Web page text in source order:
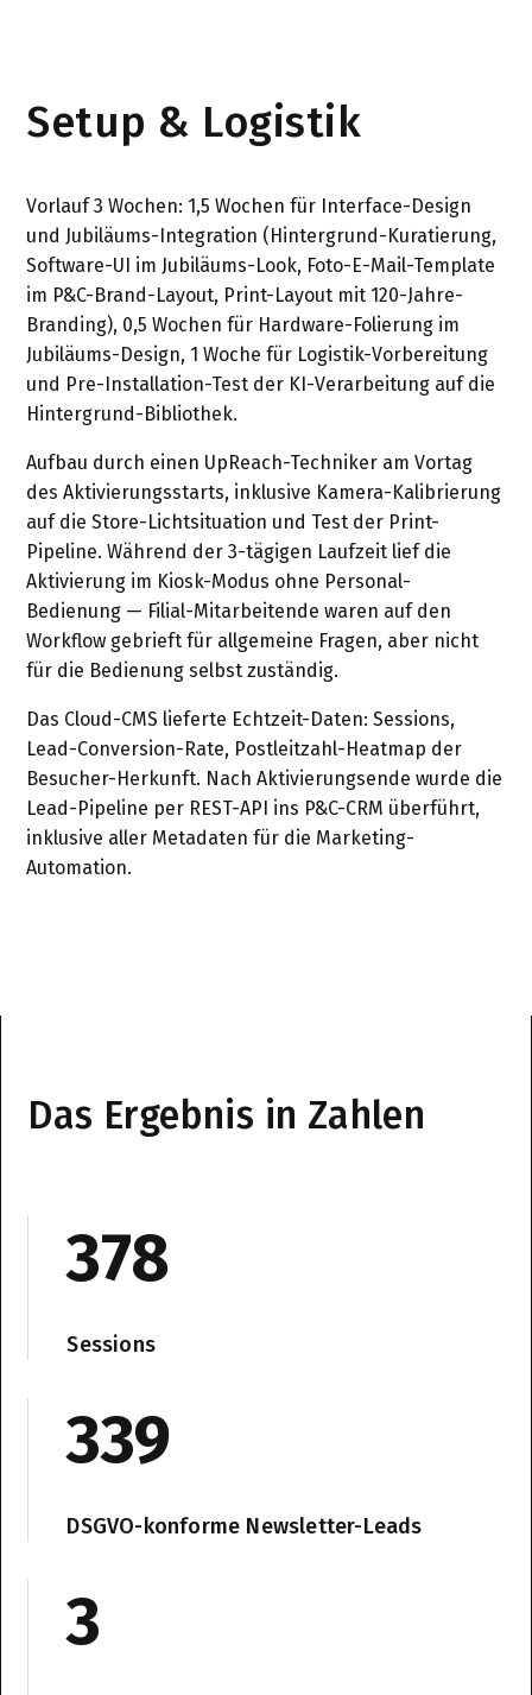
Setup & Logistik
Vorlauf 3 Wochen: 1,5 Wochen für Interface-Design
und Jubiläums-Integration (Hintergrund-Kuratierung,
Software-UI im Jubiläums-Look, Foto-E-Mail-Template
im P&C-Brand-Layout, Print-Layout mit 120-Jahre-
Branding), 0,5 Wochen für Hardware-Folierung im
Jubiläums-Design, 1 Woche für Logistik-Vorbereitung
und Pre-Installation-Test der KI-Verarbeitung auf die
Hintergrund-Bibliothek.
Aufbau durch einen UpReach-Techniker am Vortag
des Aktivierungsstarts, inklusive Kamera-Kalibrierung
auf die Store-Lichtsituation und Test der Print-
Pipeline. Während der 3-tägigen Laufzeit lief die
Aktivierung im Kiosk-Modus ohne Personal-
Bedienung — Filial-Mitarbeitende waren auf den
Workflow gebrieft für allgemeine Fragen, aber nicht
für die Bedienung selbst zuständig.
Das Cloud-CMS lieferte Echtzeit-Daten: Sessions,
Lead-Conversion-Rate, Postleitzahl-Heatmap der
Besucher-Herkunft. Nach Aktivierungsende wurde die
Lead-Pipeline per REST-API ins P&C-CRM überführt,
inklusive aller Metadaten für die Marketing-
Automation.
Das Ergebnis in Zahlen
378
Sessions
339
DSGVO-konforme Newsletter-Leads
3